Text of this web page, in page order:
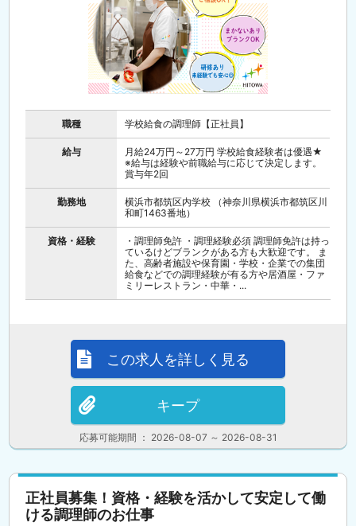
職種 学校給食の調理師【正社員】
給与
月給24万円～27万円 学校給食経験者は優遇★
※給与は経験や前職給与に応じて決定します。
賞与年2回
勤務地
横浜市都筑区内学校 （神奈川県横浜市都筑区川
和町1463番地）
資格・経験
・調理師免許 ・調理経験必須 調理師免許は持っ
ているけどブランクがある方も大歓迎です。 ま
た、高齢者施設や保育園・学校・企業での集団
給食などでの調理経験が有る方や居酒屋・ファ
ミリーレストラン・中華・...
応募可能期間 ： 2026-08-07 ～ 2026-08-31
この求人を詳しく見る
キープ
正社員募集！資格・経験を活かして安定して働
ける調理師のお仕事